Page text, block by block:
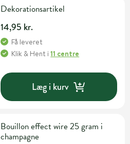
Dekorationsartikel
14,95 kr.
Få leveret
Klik & Hent i11 centre
Læg i kurv
Bouillon effect wire 25 gram i
champagne